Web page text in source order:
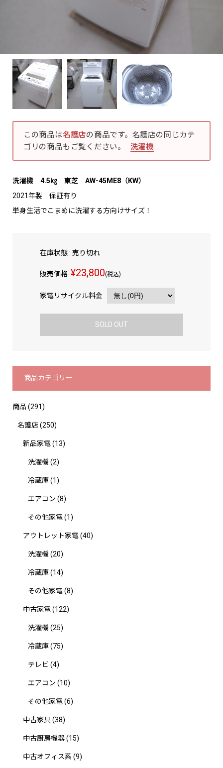
この商品は名護店の商品です。名護店の同じカテ
ゴリの商品もご覧ください。
洗濯機
洗濯機 4.5㎏ 東芝 AW-45ME8（KW）
2021年製 保証有り
単身生活でこまめに洗濯する方向けサイズ！
在庫状態 : 売り切れ
販売価格 ¥23,800(税込)
家電リサイクル料金
SOLD OUT
商品カテゴリー
商品 (291)
名護店(250)
新品家電(13)
洗濯機 (2)
冷蔵庫(1)
エアコン (8)
その他家電(1)
アウトレット家電(40)
洗濯機 (20)
冷蔵庫(14)
その他家電(8)
中古家電(122)
洗濯機 (25)
冷蔵庫(75)
テレビ (4)
エアコン (10)
その他家電(6)
中古家具(38)
中古厨房機器(15)
中古オフィス系 (9)